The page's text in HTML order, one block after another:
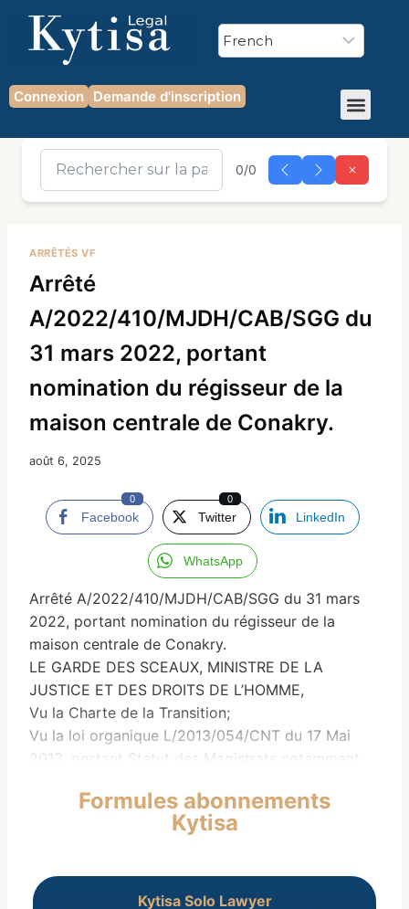
Connexion Demande d'inscription
0/0
ARRÊTÉS VF
Arrêté
A/2022/410/MJDH/CAB/SGG du
31 mars 2022, portant
nomination du régisseur de la
maison centrale de Conakry.
août 6, 2025
Facebook
0
Twitter
0
LinkedIn
WhatsApp
Arrêté A/2022/410/MJDH/CAB/SGG du 31 mars
2022, portant nomination du régisseur de la
maison centrale de Conakry.
LE GARDE DES SCEAUX, MINISTRE DE LA
JUSTICE ET DES DROITS DE L’HOMME,
Vu la Charte de la Transition;
Vu la loi organique L/2013/054/CNT du 17 Mai
2013, portant Statut des Magistrats notamment
Vu la Loi Organique L/2013/055/CNT du 17 Mai
2013, portant Organisation et Fonctionnement du
Formules abonnements
Kytisa
Kytisa Solo Lawyer